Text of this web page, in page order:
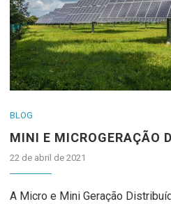
BLOG
MINI E MICROGERAÇÃO
22 de abril de 2021
A Micro e Mini Geração